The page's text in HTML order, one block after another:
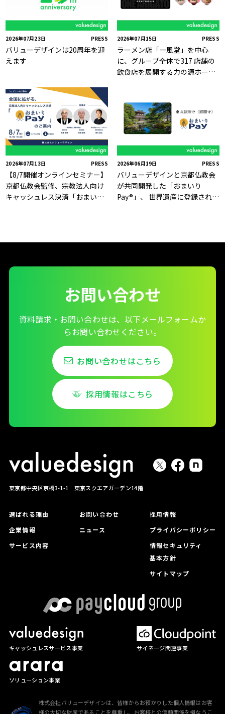
2026年07月23日 PRESS
バリューデザインは20周年を迎
えます
2026年07月15日 PRESS
ラーメン店「一風堂」を中心
に、グループ全体で317 店舗の
飲食店を展開する力の源ホール
2026年07月13日 PRESS
【8/7開催オンラインセミナー】
京都仏教会監修、宗教法人向け
キャッシュレス決済「おまいり
2026年06月19日 PRESS
バリューデザインと京都仏教会
が共同開発した「おまいり
Pay®」、 世界遺産に登録された
お問い合わせ
資料請求・お問い合わせは、以下メールフォームか
らお問い合わせください。
お問い合わせはこちら
採用情報はこちら
東京都中央区京橋3-1-1 東京スクエアガーデン14階
選ばれる理由
企業情報
サービス内容
お問い合わせ
ニュース
採用情報
プライバシーポリシー
情報セキュリティ
基本方針
サイトマップ
キャッシュレスサービス事業 サイネージ関連事業
ソリューション事業
株式会社バリューデザインは、皆様からお預かりした個人情報はお客
様の大切な財産であることを尊重し、お客様との信頼関係を損なうこ